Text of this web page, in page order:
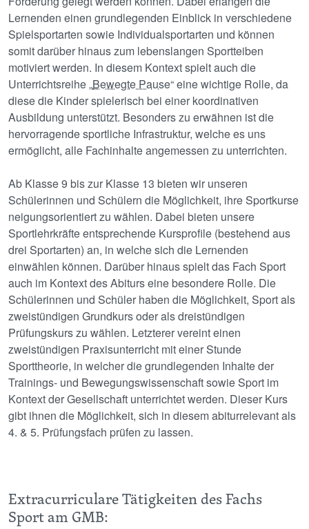
Lernenden einen grundlegenden Einblick in verschiedene
Spielsportarten sowie Individualsportarten und können
somit darüber hinaus zum lebenslangen Sportteiben
motiviert werden. In diesem Kontext spielt auch die
Unterrichtsreihe „Bewegte Pause“ eine wichtige Rolle, da
diese die Kinder spielerisch bei einer koordinativen
Ausbildung unterstützt. Besonders zu erwähnen ist die
hervorragende sportliche Infrastruktur, welche es uns
ermöglicht, alle Fachinhalte angemessen zu unterrichten.
Ab Klasse 9 bis zur Klasse 13 bieten wir unseren
Schülerinnen und Schülern die Möglichkeit, ihre Sportkurse
neigungsorientiert zu wählen. Dabei bieten unsere
Sportlehrkräfte entsprechende Kursprofile (bestehend aus
drei Sportarten) an, in welche sich die Lernenden
einwählen können. Darüber hinaus spielt das Fach Sport
auch im Kontext des Abiturs eine besondere Rolle. Die
Schülerinnen und Schüler haben die Möglichkeit, Sport als
zweistündigen Grundkurs oder als dreistündigen
Prüfungskurs zu wählen. Letzterer vereint einen
zweistündigen Praxisunterricht mit einer Stunde
Sporttheorie, in welcher die grundlegenden Inhalte der
Trainings- und Bewegungswissenschaft sowie Sport im
Kontext der Gesellschaft unterrichtet werden. Dieser Kurs
gibt ihnen die Möglichkeit, sich in diesem abiturrelevant als
4. & 5. Prüfungsfach prüfen zu lassen.
Extracurriculare Tätigkeiten des Fachs
Sport am GMB: